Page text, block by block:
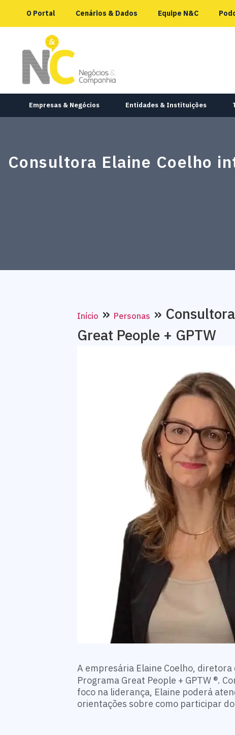
O Portal Cenários & Dados Equipe N&C
Empresas & Negócios Entidades & Instituições
Consultora Elaine Coelho
Início » Personas »
Great People + GPTW
A empresária Elaine Coelho, diretora
Programa Great People + GPTW ®.
foco na liderança, Elaine poderá
orientações sobre como participar